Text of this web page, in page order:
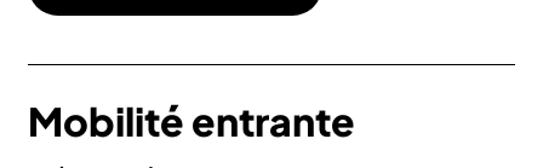
Mobilité entrante